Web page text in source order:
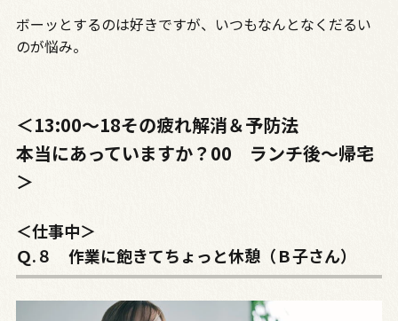
ボーッとするのは好きですが、いつもなんとなくだるい
のが悩み。
＜13:00～18その疲れ解消＆予防法
本当にあっていますか？00 ランチ後～帰宅
＞
＜仕事中＞
Ｑ.８ 作業に飽きてちょっと休憩（Ｂ子さん）